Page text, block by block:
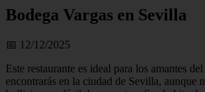
Bodega Vargas en Sevilla
📅 12/12/2025
Este restaurante es ideal para los amantes
encontrarás en la ciudad de Sevilla, aunque